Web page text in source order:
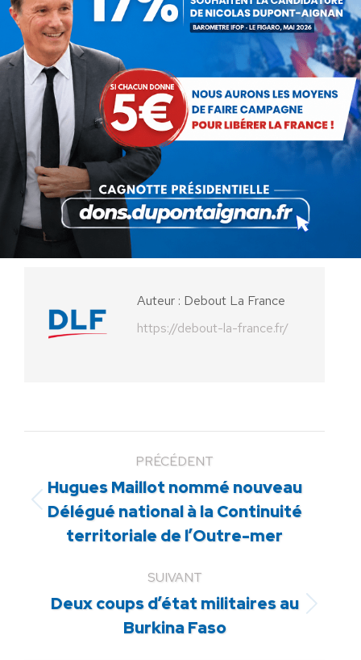
Délégué national à l’Indépendance de la France
Catégorie : Non classé ParDebout La France
31 octobre 2014
Partager cet article
Partager
Facebook
Partager
sur
X
Partager
Pinterest
Partager
LinkedIn
Partager
WhatsApp
Auteur : Debout La France
https://debout-la-france.fr/
PRÉCÉDENT
Article
précédent
:
Hugues Maillot nommé nouveau
Délégué national à la Continuité
territoriale de l’Outre-mer
SUIVANT
Article
suivant
Deux coups d’état militaires au
Burkina Faso